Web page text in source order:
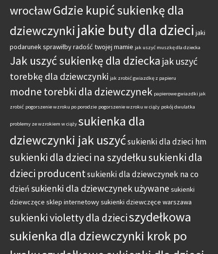
wrocławGdzie kupić sukienkę dla
dziewczynki jakie buty dla dzieci jaki
podarunek sprawiłby radość twojej mamie jak uszyć muszkę dla dziecka
Jak uszyć sukienkę dla dziecka jak uszyć
torebkę dla dziewczynki jak zrobić gwiazdkę z papieru
modne torebki dla dziewczynek papierowe gwiazdki jak
zrobić pogorszenie wzroku po porodzie pogorszenie wzroku w ciąży pokój dwulatka
problemy ze wzrokiem w ciąży sukienka dla
dziewczynki jak uszyćsukienki dla dzieci hm
sukienki dla dzieci na szydełkusukienki dla
dzieci producentsukienki dla dziewczynek na co
dzieńsukienki dla dziewczynek używane sukienki
dziewczęce sklep internetowysukienki dziewczęce warszawa
sukienki violetty dla dzieciszydełkowa
sukienka dla dziewczynki krok po